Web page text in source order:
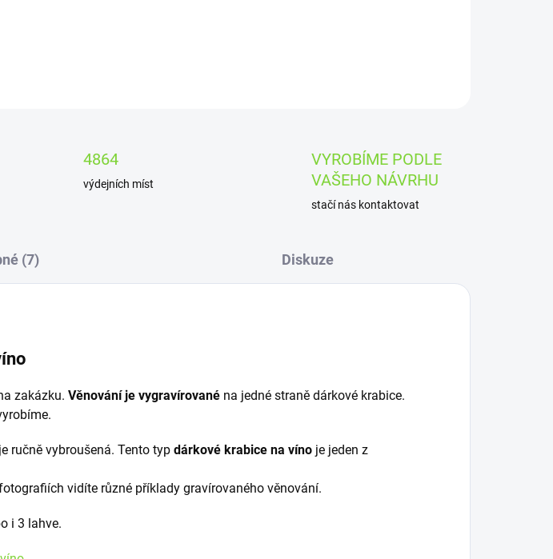
4864
výdejních míst
VYROBÍME PODLE
VAŠEHO NÁVRHU
stačí nás kontaktovat
(7) Diskuze
zakázku. Věnování je vygravírované na jedné straně dárkové krabice.
ručně vybroušená. Tento typ dárkové krabice na víno je jeden z
vidíte různé příklady gravírovaného věnování.
i 3 lahve.